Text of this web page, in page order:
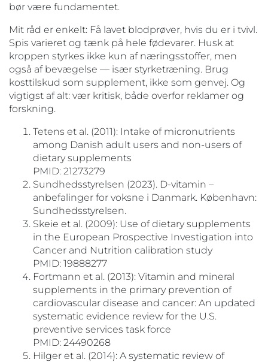
bør være fundamentet.
Mit råd er enkelt: Få lavet blodprøver, hvis du er i tvivl.
Spis varieret og tænk på hele fødevarer. Husk at
kroppen styrkes ikke kun af næringsstoffer, men
også af bevægelse — især styrketræning. Brug
kosttilskud som supplement, ikke som genvej. Og
vigtigst af alt: vær kritisk, både overfor reklamer og
forskning.
Tetens et al. (2011): Intake of micronutrients
among Danish adult users and non-users of
dietary supplements
PMID: 21273279
Sundhedsstyrelsen (2023). D-vitamin –
anbefalinger for voksne i Danmark. København:
Sundhedsstyrelsen.
Skeie et al. (2009): Use of dietary supplements
in the European Prospective Investigation into
Cancer and Nutrition calibration study
PMID: 19888277
Fortmann et al. (2013): Vitamin and mineral
supplements in the primary prevention of
cardiovascular disease and cancer: An updated
systematic evidence review for the U.S.
preventive services task force
PMID: 24490268
Hilger et al. (2014): A systematic review of